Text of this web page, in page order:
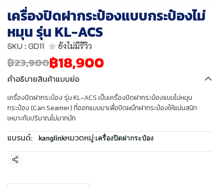
เครื่องปิดฝากระป๋องแบบกระป๋องไม่
หมุน รุ่น KL-ACS
SKU : GD11 ยังไม่มีรีวิว
฿23,900฿18,900
คำอธิบายสินค้าแบบย่อ
เครื่องปิดฝากระป๋อง รุ่น KL-ACS เป็นเครื่องปิดฝากระป๋องแบบไม่หมุน
กระป๋อง (Can Seamer) ที่ออกแบบมาเพื่อปิดผนึกฝากระป๋องให้แน่นสนิท
เหมาะกับปริมาณไม่มากนัก
แบรนด์: kanglinkหมวดหมู่:เครื่องปิดฝากระป๋อง
แชร์